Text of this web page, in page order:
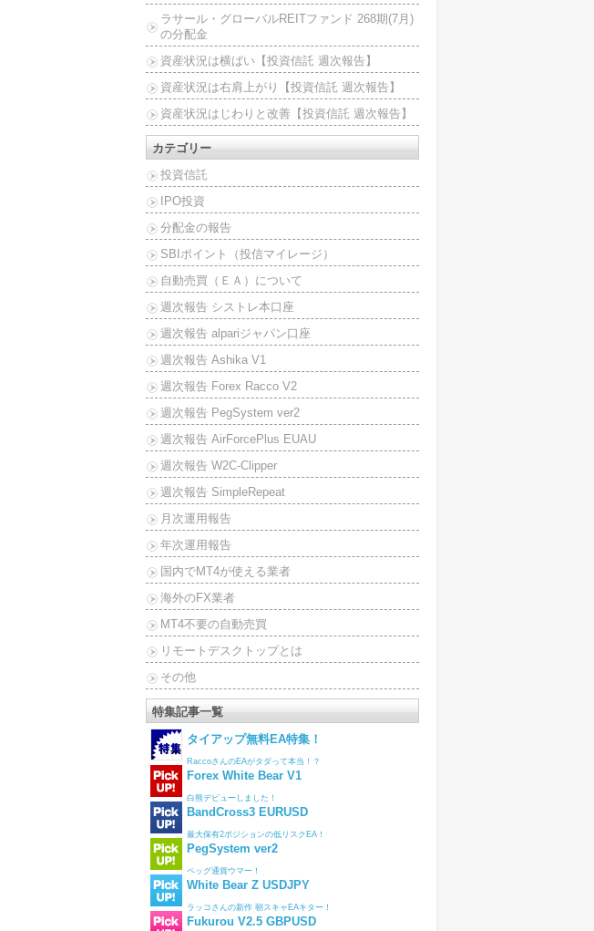
ラサール・グローバルREITファンド 268期(7月)
の分配金
資産状況は横ばい【投資信託 週次報告】
資産状況は右肩上がり【投資信託 週次報告】
資産状況はじわりと改善【投資信託 週次報告】
カテゴリー
投資信託
IPO投資
分配金の報告
SBIポイント（投信マイレージ）
自動売買（ＥＡ）について
週次報告 シストレ本口座
週次報告 alpariジャパン口座
週次報告 Ashika V1
週次報告 Forex Racco V2
週次報告 PegSystem ver2
週次報告 AirForcePlus EUAU
週次報告 W2C-Clipper
週次報告 SimpleRepeat
月次運用報告
年次運用報告
国内でMT4が使える業者
海外のFX業者
MT4不要の自動売買
リモートデスクトップとは
その他
特集記事一覧
タイアップ無料EA特集！
RaccoさんのEAがタダって本当！？
Forex White Bear V1
白熊デビューしました！
BandCross3 EURUSD
最大保有2ポジションの低リスクEA！
PegSystem ver2
ペッグ通貨ウマー！
White Bear Z USDJPY
ラッコさんの新作 朝スキャEAキター！
Fukurou V2.5 GBPUSD